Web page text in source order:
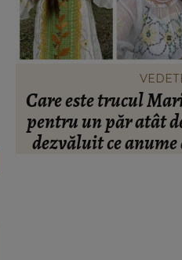
Care este trucul
pentru un păr atât
dezvăluit ce